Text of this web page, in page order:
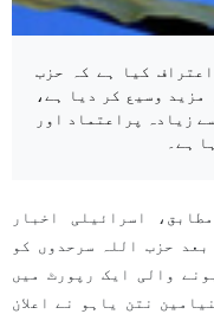
کیا ہے کہ حزب
مزید وسیع کر دیا ہے،
زیادہ پراعتماد اور
ہے۔
اسرائیلی اخبار
حزب اللہ سرحدوں کو
والی ایک رپورٹ میں
نتن یاہو نے اعلان